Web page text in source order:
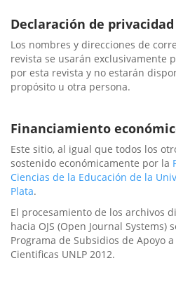
Declaración de privacidad
Los nombres y direcciones de
revista se usarán exclusivamente
por esta revista y no estarán
propósito u otra persona.
Financiamiento
Este sitio, al igual que todos los
sostenido económicamente por la
Ciencias de la Educación de la
Plata.
El procesamiento de los archivos
hacia OJS (Open Journal Systems)
Programa de Subsidios de Apoyo
Cientificas UNLP 2012.